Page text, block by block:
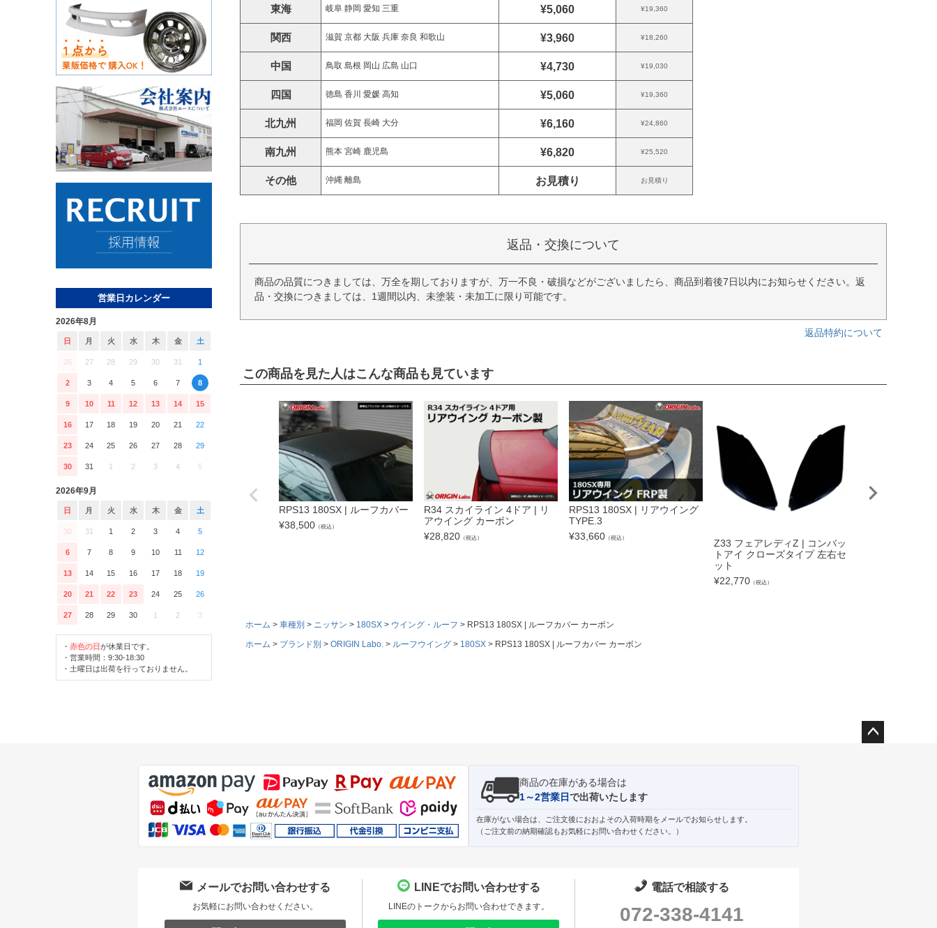
営業日カレンダー
2026年8月
日 月 火 水 木 金 土
26 27 28 29 30 31 1
2 3 4 5 6 7 8
9 10 11 12 13 14 15
16 17 18 19 20 21 22
23 24 25 26 27 28 29
30 31 1 2 3 4 5
2026年9月
日 月 火 水 木 金 土
30 31 1 2 3 4 5
6 7 8 9 10 11 12
13 14 15 16 17 18 19
20 21 22 23 24 25 26
27 28 29 30 1 2 3
・ 赤色の日が休業日です。
・営業時間：9:30-18:30
・土曜日は出荷を行っておりません。
東海 岐阜 静岡 愛知 三重 ¥5,060 ¥19,360
関西 滋賀 京都 大阪 兵庫 奈良 和歌山 ¥3,960 ¥18,260
中国 鳥取 島根 岡山 広島 山口 ¥4,730 ¥19,030
四国 徳島 香川 愛媛 高知 ¥5,060 ¥19,360
北九州 福岡 佐賀 長崎 大分 ¥6,160 ¥24,860
南九州 熊本 宮崎 鹿児島 ¥6,820 ¥25,520
その他 沖縄 離島 お見積り お見積り
返品・交換について
商品の品質につきましては、万全を期しておりますが、万一不良・破損などがございましたら、商品到着後7日以内にお知らせください。返
品・交換につきましては、1週間以内、未塗装・未加工に限り可能です。
返品特約について
この商品を見た人はこんな商品も見ています
RPS13 180SX | ルーフカバー
¥38,500 （税込）
R34 スカイライン 4ドア | リ
アウイング カーボン
¥28,820 （税込）
RPS13 180SX | リアウイング
TYPE.3
¥33,660 （税込）
Z33 フェアレディZ | コンバッ
トアイ クローズタイプ 左右セ
ット
¥22,770 （税込）
ホーム 車種別 ニッサン 180SX ウイング・ルーフ
RPS13 180SX | ルーフカバー カーボン
ホーム
ブランド別 ORIGIN Labo. ルーフウイング 180SX RPS13 180SX | ルーフカバー カーボン
商品の在庫がある場合は
1～2営業日で出荷いたします
在庫がない場合は、ご注文後におおよその入荷時期をメールでお知らせします。
（ご注文前の納期確認もお気軽にお問い合わせください。）
メールでお問い合わせする
お気軽にお問い合わせください。
LINEでお問い合わせする
LINEのトークからお問い合わせできます。
電話で相談する
072-338-4141